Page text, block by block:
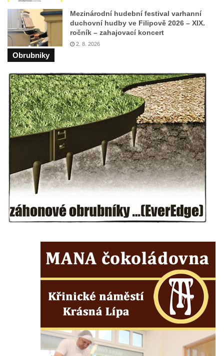
Zvonice kostela svaté Kateřiny
Alexandrijské ve Velvarech
Zvonice v Tupadlech
Zvonice v Chrastné
Zvonice u kostela svatých Petra a Pavla v
Růžové
Zvonice u sochy svatého Jana
Nepomuckého na rozcestí u domu čp. 249 v
Rozhledu (Jiřetín pod Jedlovou)
Zvonice kostela svatého Vojtěcha v ulici
Křížová v Litoměřicích
Zvonice Račice
Zvonice u kostela Matky Boží v Lounech
Zvonice v Klapém
Zvonice v zámeckém parku ve Svojkově
Zvonice u kostela svatých Petra a Pavla v
Zvonice u kostela svaté Barbory u Zahrádek
Zvonice na hřbitově v Jestřebí
Zvonice u starého židovského hřbitova v
Mezinárodní hudební festival varhanní
duchovní hudby ve Filipově 2026 – XIX.
ročník – zahajovací koncert
2. 8. 2026
Obrubniky